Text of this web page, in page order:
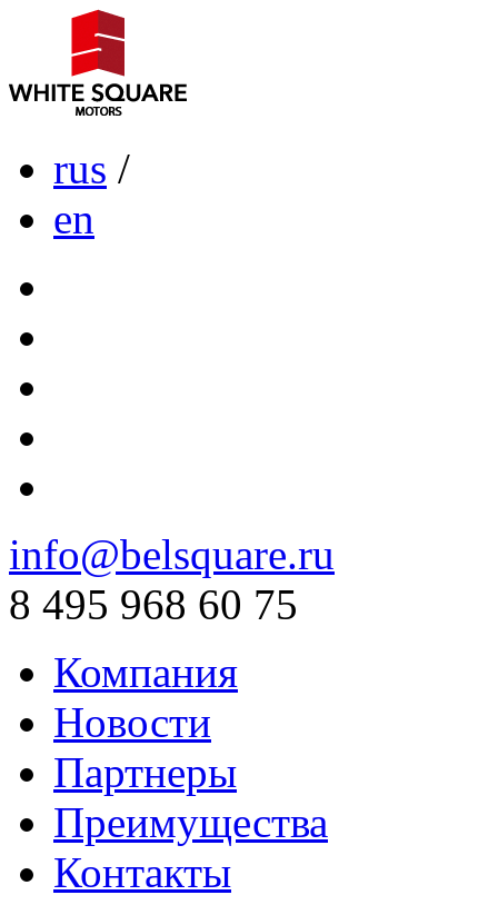
rus /
en
info@belsquare.ru
8 495 968 60 75
Компания
Новости
Партнеры
Преимущества
Контакты